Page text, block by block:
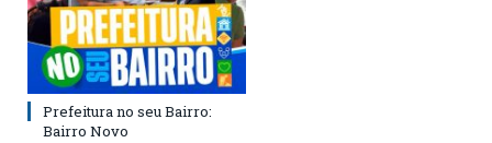
Prefeitura no seu Bairro:
Bairro Novo